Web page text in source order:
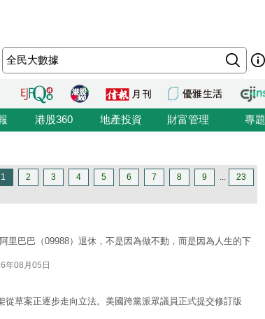
港股360 地產投資 財富管理 專題
1 2 3 4 5 6 7 8 9 ... 23
里巴巴（09988）退休，不是因為做不動，而是因為人生的下
年08月05日
草案正逐步走向立法。美國跨黨派眾議員正式提交修訂版